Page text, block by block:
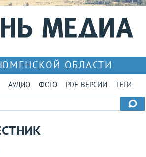
ОБЛАСТИ
АУДИО ФОТО PDF-ВЕРСИИ ТЕГИ